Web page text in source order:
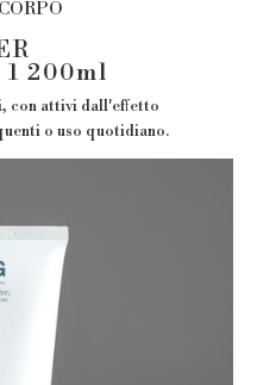
200ml
con attivi dall'effetto
o uso quotidiano.